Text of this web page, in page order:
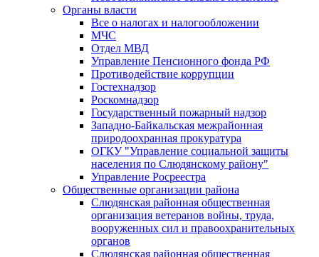
Органы власти
Все о налогах и налогообложении
МЧС
Отдел МВД
Управление Пенсионного фонда РФ
Противодействие коррупции
Гостехнадзор
Роскомнадзор
Государственный пожарный надзор
Западно-Байкальская межрайонная
природоохранная прокуратура
ОГКУ "Управление социальной защиты
населения по Слюдянскому району"
Управление Росреестра
Общественные организации района
Слюдянская районная общественная
организация ветеранов войны, труда,
вооруженных сил и правоохранительных
органов
Слюдянская районная общественная